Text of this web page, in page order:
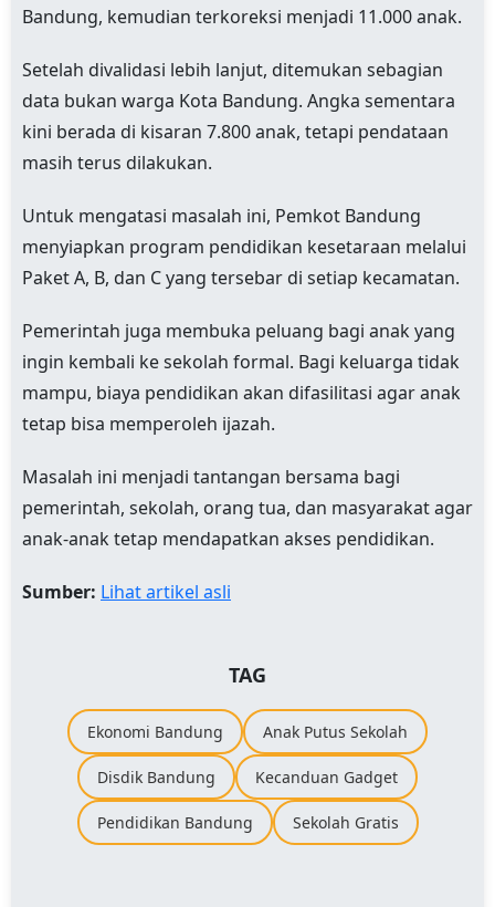
Bandung, kemudian terkoreksi menjadi 11.000 anak.
Setelah divalidasi lebih lanjut, ditemukan sebagian
data bukan warga Kota Bandung. Angka sementara
kini berada di kisaran 7.800 anak, tetapi pendataan
masih terus dilakukan.
Untuk mengatasi masalah ini, Pemkot Bandung
menyiapkan program pendidikan kesetaraan melalui
Paket A, B, dan C yang tersebar di setiap kecamatan.
Pemerintah juga membuka peluang bagi anak yang
ingin kembali ke sekolah formal. Bagi keluarga tidak
mampu, biaya pendidikan akan difasilitasi agar anak
tetap bisa memperoleh ijazah.
Masalah ini menjadi tantangan bersama bagi
pemerintah, sekolah, orang tua, dan masyarakat agar
anak-anak tetap mendapatkan akses pendidikan.
Sumber: Lihat artikel asli
TAG
Ekonomi Bandung Anak Putus Sekolah
Disdik Bandung Kecanduan Gadget
Pendidikan Bandung Sekolah Gratis